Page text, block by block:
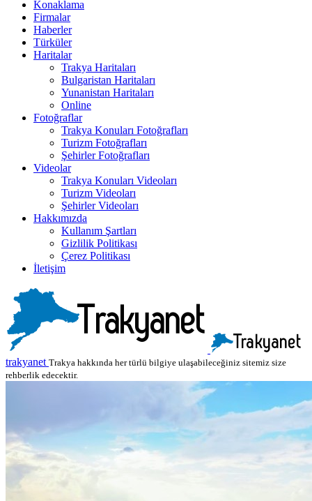
Konaklama
Firmalar
Haberler
Türküler
Haritalar
Trakya Haritaları
Bulgaristan Haritaları
Yunanistan Haritaları
Online
Fotoğraflar
Trakya Konuları Fotoğrafları
Turizm Fotoğrafları
Şehirler Fotoğrafları
Videolar
Trakya Konuları Videoları
Turizm Videoları
Şehirler Videoları
Hakkımızda
Kullanım Şartları
Gizlilik Politikası
Çerez Politikası
İletişim
trakyanet Trakya hakkında her türlü bilgiye ulaşabileceğiniz sitemiz size
rehberlik edecektir.